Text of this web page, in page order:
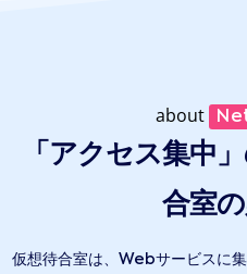
about
「アクセス集中
合室
仮想待合室は、Webサービスに